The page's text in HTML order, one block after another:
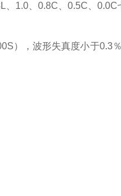
1.0、0.8C、0.5C、0.0C
），波形失真度小于0.3